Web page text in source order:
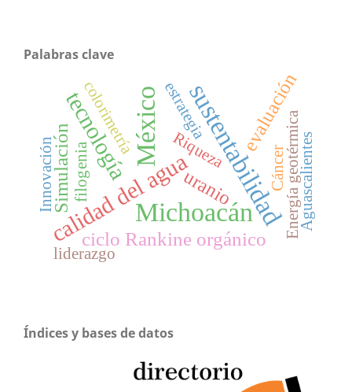
Palabras clave
sustentabilidad
Michoacán
México
calidad del agua
tecnología
ciclo Rankine orgánico
evaluación
Simulación uranio Energía geotérmicaAguascalientes
colorimetría
liderazgo
Riqueza Cáncer
filogenia
estrategia
Innovación
Índices y bases de datos